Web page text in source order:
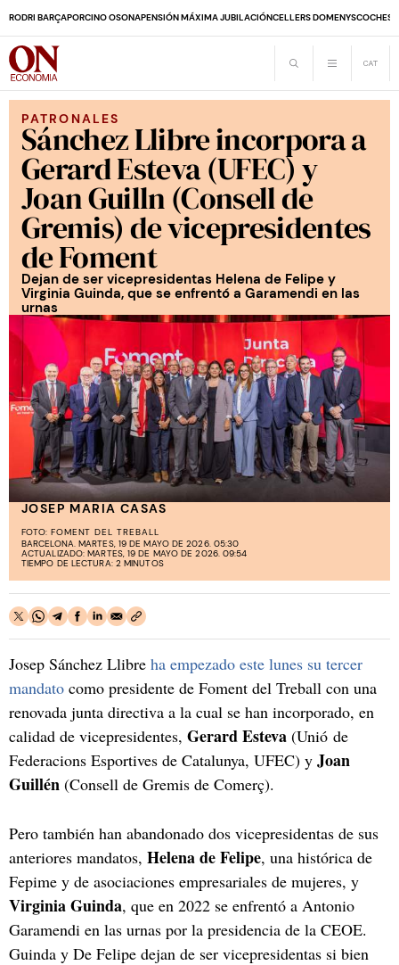
RODRI BARÇAPORCINO OSONAPENSIÓN MÁXIMA JUBILACIÓNCELLERS DOMENYSCOCHES
PATRONALES
Sánchez Llibre incorpora a
Gerard Esteva (UFEC) y
Joan Guilln (Consell de
Gremis) de vicepresidentes
de Foment
Dejan de ser vicepresidentas Helena de Felipe y
Virginia Guinda, que se enfrentó a Garamendi en las
urnas
JOSEP MARIA CASAS
FOTO: FOMENT DEL TREBALL
BARCELONA. MARTES, 19 DE MAYO DE 2026. 05:30
ACTUALIZADO: MARTES, 19 DE MAYO DE 2026. 09:54
TIEMPO DE LECTURA: 2 MINUTOS
Josep Sánchez Llibre ha empezado este lunes su tercer
mandato como presidente de Foment del Treball con una
renovada junta directiva a la cual se han incorporado, en
calidad de vicepresidentes, Gerard Esteva (Unió de
Federacions Esportives de Catalunya, UFEC) y Joan
Guillén (Consell de Gremis de Comerç).
Pero también han abandonado dos vicepresidentas de sus
anteriores mandatos, Helena de Felipe, una histórica de
Fepime y de asociaciones empresariales de mujeres, y
Virginia Guinda, que en 2022 se enfrentó a Antonio
Garamendi en las urnas por la presidencia de la CEOE.
Guinda y De Felipe dejan de ser vicepresidentas si bien